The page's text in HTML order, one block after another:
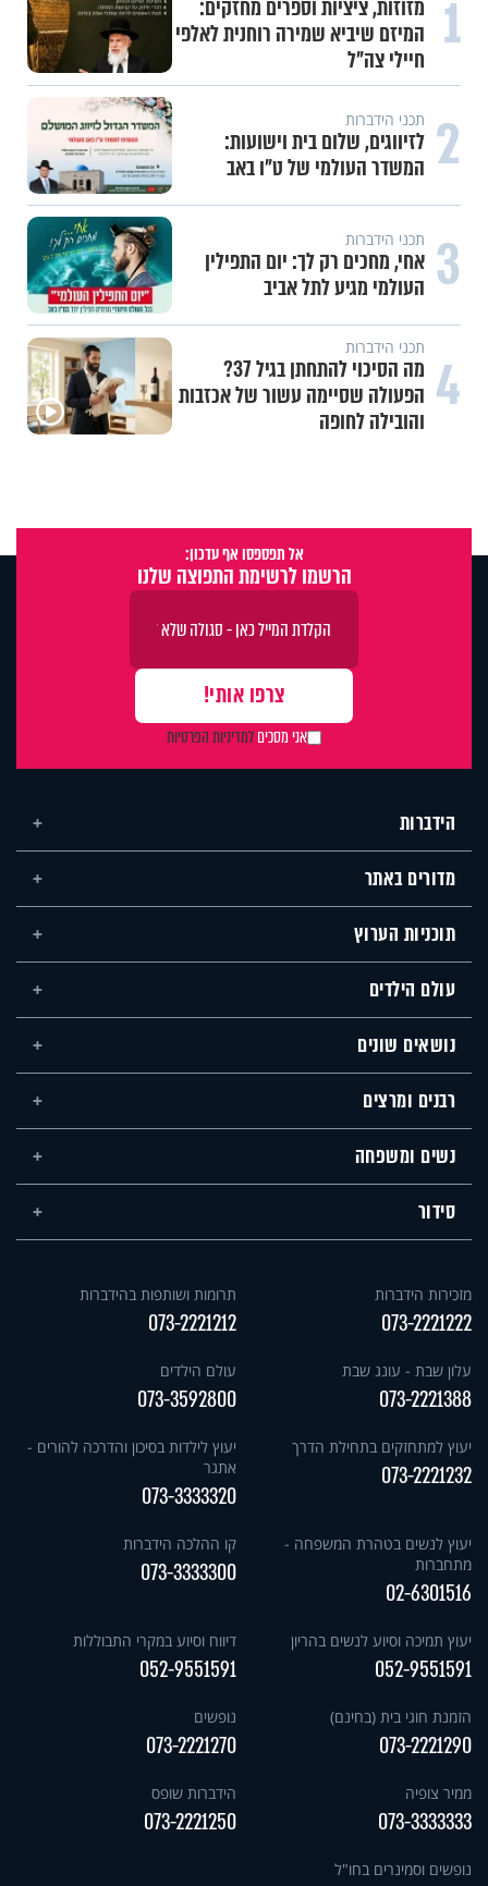
1
מזוזות, ציציות וספרים מחזקים:
המיזם שיביא שמירה רוחנית לאלפי
חיילי צה"ל
2 תכני הידברות
לזיווגים, שלום בית וישועות:
המשדר העולמי של ט"ו באב
3 תכני הידברות
אחי, מחכים רק לך: יום התפילין
העולמי מגיע לתל אביב
4 תכני הידברות
מה הסיכוי להתחתן בגיל 37?
הפעולה שסיימה עשור של אכזבות
והובילה לחופה
אל תפספסו אף עדכון:
הרשמו לרשימת התפוצה שלנו
אני מסכיםלמדיניות הפרטיות
הידברות
מדורים באתר
תוכניות הערוץ
עולם הילדים
נושאים שונים
רבנים ומרצים
נשים ומשפחה
סידור
מזכירות הידברות
073-2221222
תרומות ושותפות בהידברות
073-2221212
עלון שבת - עונג שבת
073-2221388
עולם הילדים
073-3592800
יעוץ למתחזקים בתחילת הדרך
073-2221232
יעוץ לילדות בסיכון והדרכה להורים -
אתגר
073-3333320
יעוץ לנשים בטהרת המשפחה -
מתחברות
02-6301516
קו ההלכה הידברות
073-3333300
יעוץ תמיכה וסיוע לנשים בהריון
052-9551591
דיווח וסיוע במקרי התבוללות
052-9551591
הזמנת חוגי בית (בחינם)
073-2221290
נופשים
073-2221270
ממיר צופיה
073-3333333
הידברות שופס
073-2221250
נופשים וסמינרים בחו"ל